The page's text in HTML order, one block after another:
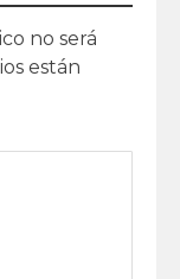
no será
están